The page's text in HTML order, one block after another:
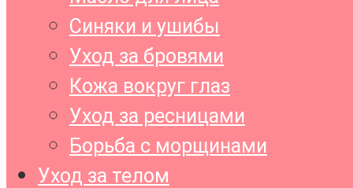
Синяки и ушибы
Уход за бровями
Кожа вокруг глаз
Уход за ресницами
Борьба с морщинами
Уход за телом